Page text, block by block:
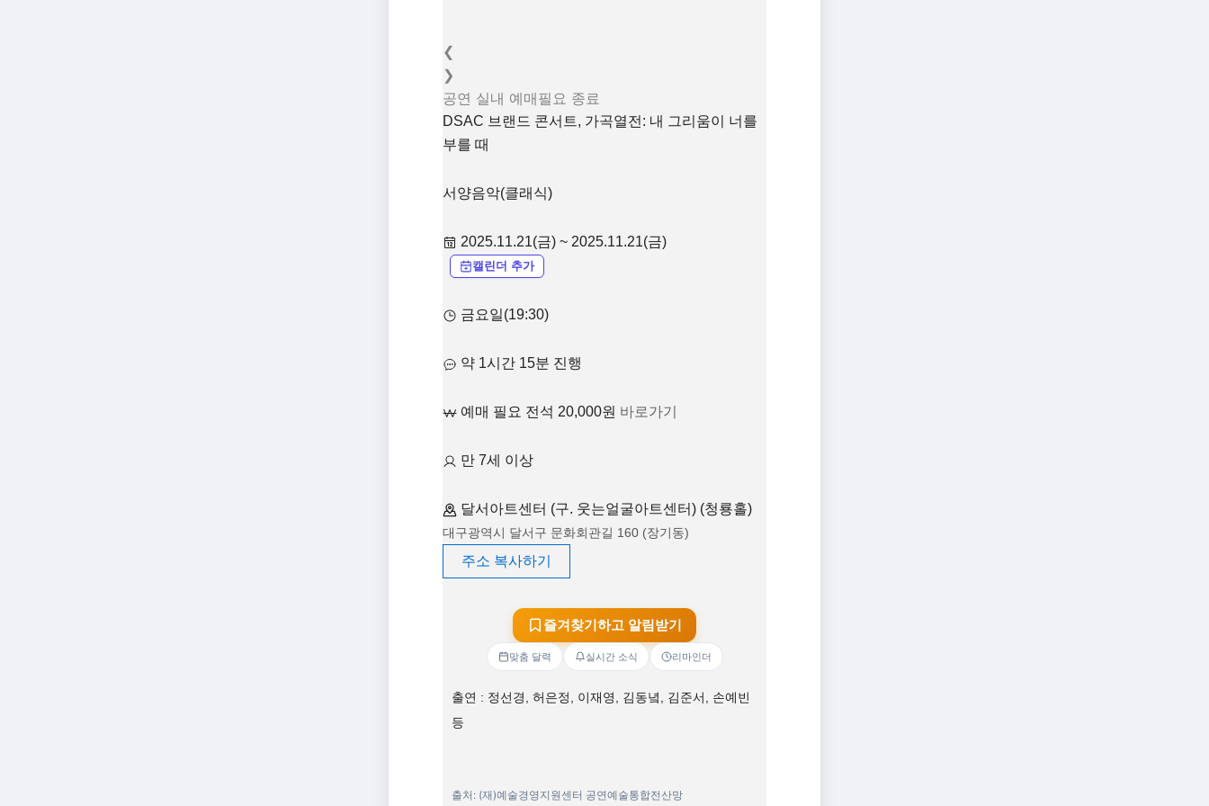
❮
❯
공연 실내 예매필요 종료
DSAC 브랜드 콘서트, 가곡열전: 내 그리움이 너를
부를 때
서양음악(클래식)
2025.11.21(금) ~ 2025.11.21(금)
캘린더 추가
금요일(19:30)
약 1시간 15분 진행
예매 필요 전석 20,000원 바로가기
만 7세 이상
달서아트센터 (구. 웃는얼굴아트센터) (청룡홀)
대구광역시 달서구 문화회관길 160 (장기동)
주소 복사하기
즐겨찾기하고 알림받기
맞춤 달력 실시간 소식 리마인더
출연 : 정선경, 허은정, 이재영, 김동녘, 김준서, 손예빈
등
출처: (재)예술경영지원센터 공연예술통합전산망